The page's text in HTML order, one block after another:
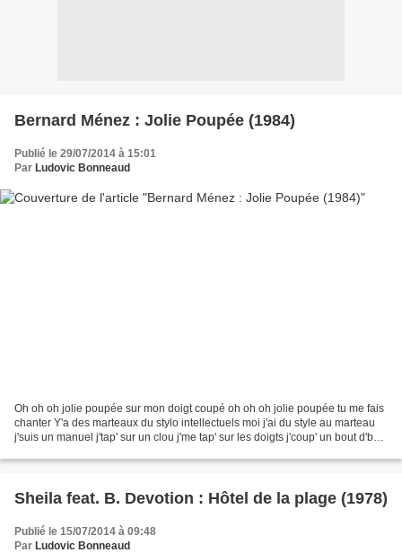
Bernard Ménez : Jolie Poupée (1984)
Publié le 29/07/2014 à 15:01
Par Ludovic Bonneaud
Oh oh oh jolie poupée sur mon doigt coupé oh oh oh jolie poupée tu me fais
chanter Y'a des marteaux du stylo intellectuels moi j'ai du style au marteau
j'suis un manuel j'tap' sur un clou j'me tap' sur les doigts j'coup' un bout d'bois
Sheila feat. B. Devotion : Hôtel de la plage (1978)
Publié le 15/07/2014 à 09:48
Par Ludovic Bonneaud